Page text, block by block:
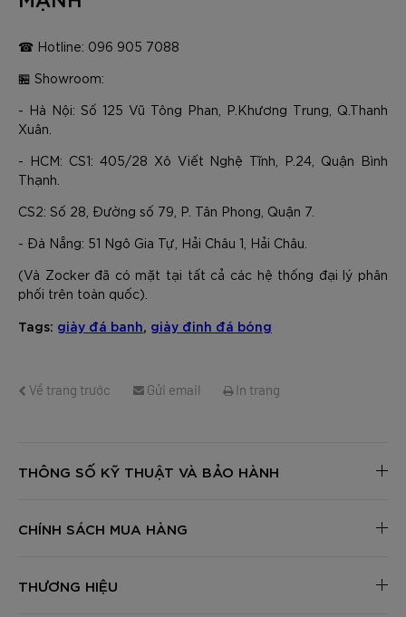
☎ Hotline: 096 905 7088
🏪 Showroom:
- Hà Nội: Số 125 Vũ Tông Phan, P.Khương Trung, Q.Thanh
Xuân.
- HCM: CS1: 405/28 Xô Viết Nghệ Tĩnh, P.24, Quận Bình
Thạnh.
CS2: Số 28, Đường số 79, P. Tân Phong, Quận 7.
- Đà Nẵng: 51 Ngô Gia Tự, Hải Châu 1, Hải Châu.
(Và Zocker đã có mặt tại tất cả các hệ thống đại lý phân
phối trên toàn quốc).
Tags: giày đá banh giày đinh đá bóng
Về trang trước Gửi email In trang
THÔNG SỐ KỸ THUẬT VÀ BẢO HÀNH
CHÍNH SÁCH MUA HÀNG
THƯƠNG HIỆU